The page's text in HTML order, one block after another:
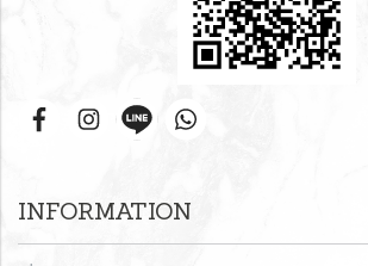
INFORMATION